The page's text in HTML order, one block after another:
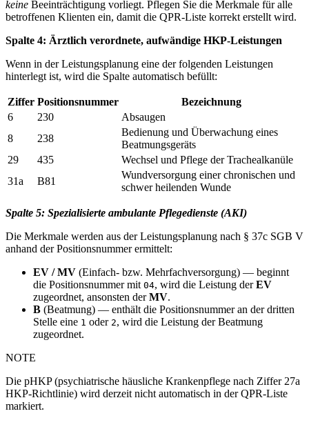
keine Beeinträchtigung vorliegt. Pflegen Sie die Merkmale für alle
betroffenen Klienten ein, damit die QPR-Liste korrekt erstellt wird.
Spalte 4: Ärztlich verordnete, aufwändige HKP-Leistungen
Wenn in der Leistungsplanung eine der folgenden Leistungen
hinterlegt ist, wird die Spalte automatisch befüllt:
Ziffer Positionsnummer
Bezeichnung
6
230
Absaugen
8
238
Bedienung und Überwachung eines
Beatmungsgeräts
29
435
Wechsel und Pflege der Trachealkanüle
31a
B81
Wundversorgung einer chronischen und
schwer heilenden Wunde
Spalte 5: Spezialisierte ambulante Pflegedienste (AKI)
Die Merkmale werden aus der Leistungsplanung nach § 37c SGB V
anhand der Positionsnummer ermittelt:
EV / MV (Einfach- bzw. Mehrfachversorgung) — beginnt
die Positionsnummer mit 04, wird die Leistung derEV
zugeordnet, ansonsten derMV.
B (Beatmung) — enthält die Positionsnummer an der dritten
Stelle eine 1 oder 2, wird die Leistung der Beatmung
zugeordnet.
NOTE
Die pHKP (psychiatrische häusliche Krankenpflege nach Ziffer 27a
HKP-Richtlinie) wird derzeit nicht automatisch in der QPR-Liste
markiert.